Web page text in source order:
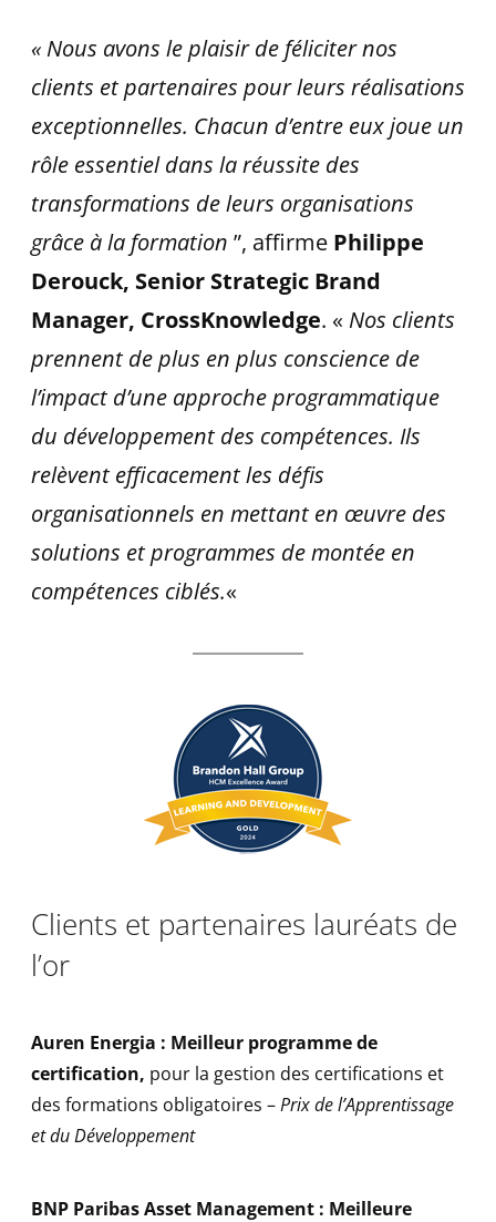
« Nous avons le plaisir de féliciter nos
clients et partenaires pour leurs réalisations
exceptionnelles. Chacun d’entre eux joue un
rôle essentiel dans la réussite des
transformations de leurs organisations
grâce à la formation ”, affirme Philippe
Derouck, Senior Strategic Brand
Manager, CrossKnowledge. « Nos clients
prennent de plus en plus conscience de
l’impact d’une approche programmatique
du développement des compétences. Ils
relèvent efficacement les défis
organisationnels en mettant en œuvre des
solutions et programmes de montée en
compétences ciblés.«
Clients et partenaires lauréats de
l’or
Auren Energia : Meilleur programme de
certification, pour la gestion des certifications et
des formations obligatoires –Prix de l’Apprentissage
et du Développement
BNP Paribas Asset Management : Meilleure